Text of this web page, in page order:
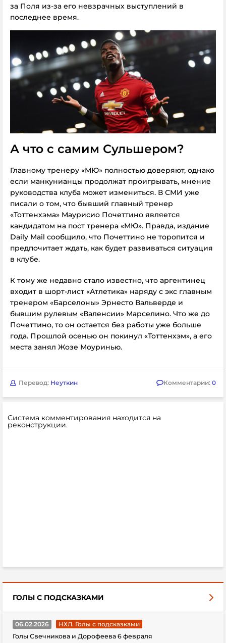
за Поля из-за его невзрачных выступлений в
последнее время.
А что с самим Сульшером?
Главному тренеру «МЮ» полностью доверяют, однако
если манкунианцы продолжат проигрывать, мнение
руководства клуба может измениться. В СМИ уже
писали о том, что бывший главный тренер
«Тоттенхэма» Маурисио Почеттино является
кандидатом на пост тренера «МЮ». Правда, издание
Daily Mail сообщило, что Почеттино не торопится и
предпочитает ждать, как будет развиваться ситуация
в клубе.
К тому же недавно стало известно, что аргентинец
входит в шорт-лист «Атлетика» наряду с экс главным
тренером «Барселоны» Эрнесто Вальверде и
бывшим рулевым «Валенсии» Марселино. Что же до
Почеттино, то он остается без работы уже больше
года. Прошлой осенью он покинул «Тоттенхэм», а его
места занял Жозе Моуринью.
Перевод: Неуткин Комментарии: 0
Система комментирования находится на
реконструкции.
ГОЛЫ С ПОДСКАЗКАМИ
06.02.2026
НХЛ. Голы с подсказками
Голы Свечникова и Дорофеева 6 февраля